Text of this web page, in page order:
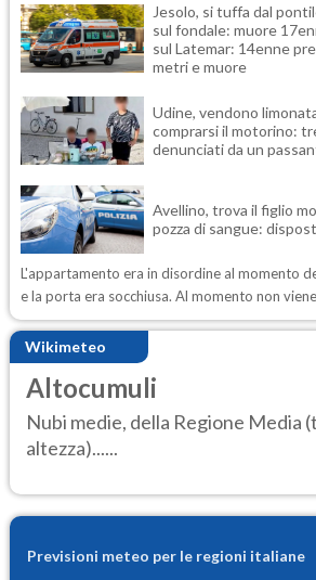
Jesolo, si tuffa dal
sul fondale: muore
sul Latemar: 14enne
metri e muore
Udine, vendono
comprarsi il motorino:
denunciati da un
Avellino, trova il figlio
pozza di sangue:
L'appartamento era in disordine al momento
e la porta era socchiusa. Al momento non
Wikimeteo
Altocumuli
Nubi medie, della Regione Media
altezza)......
Previsioni meteo per le regioni italiane